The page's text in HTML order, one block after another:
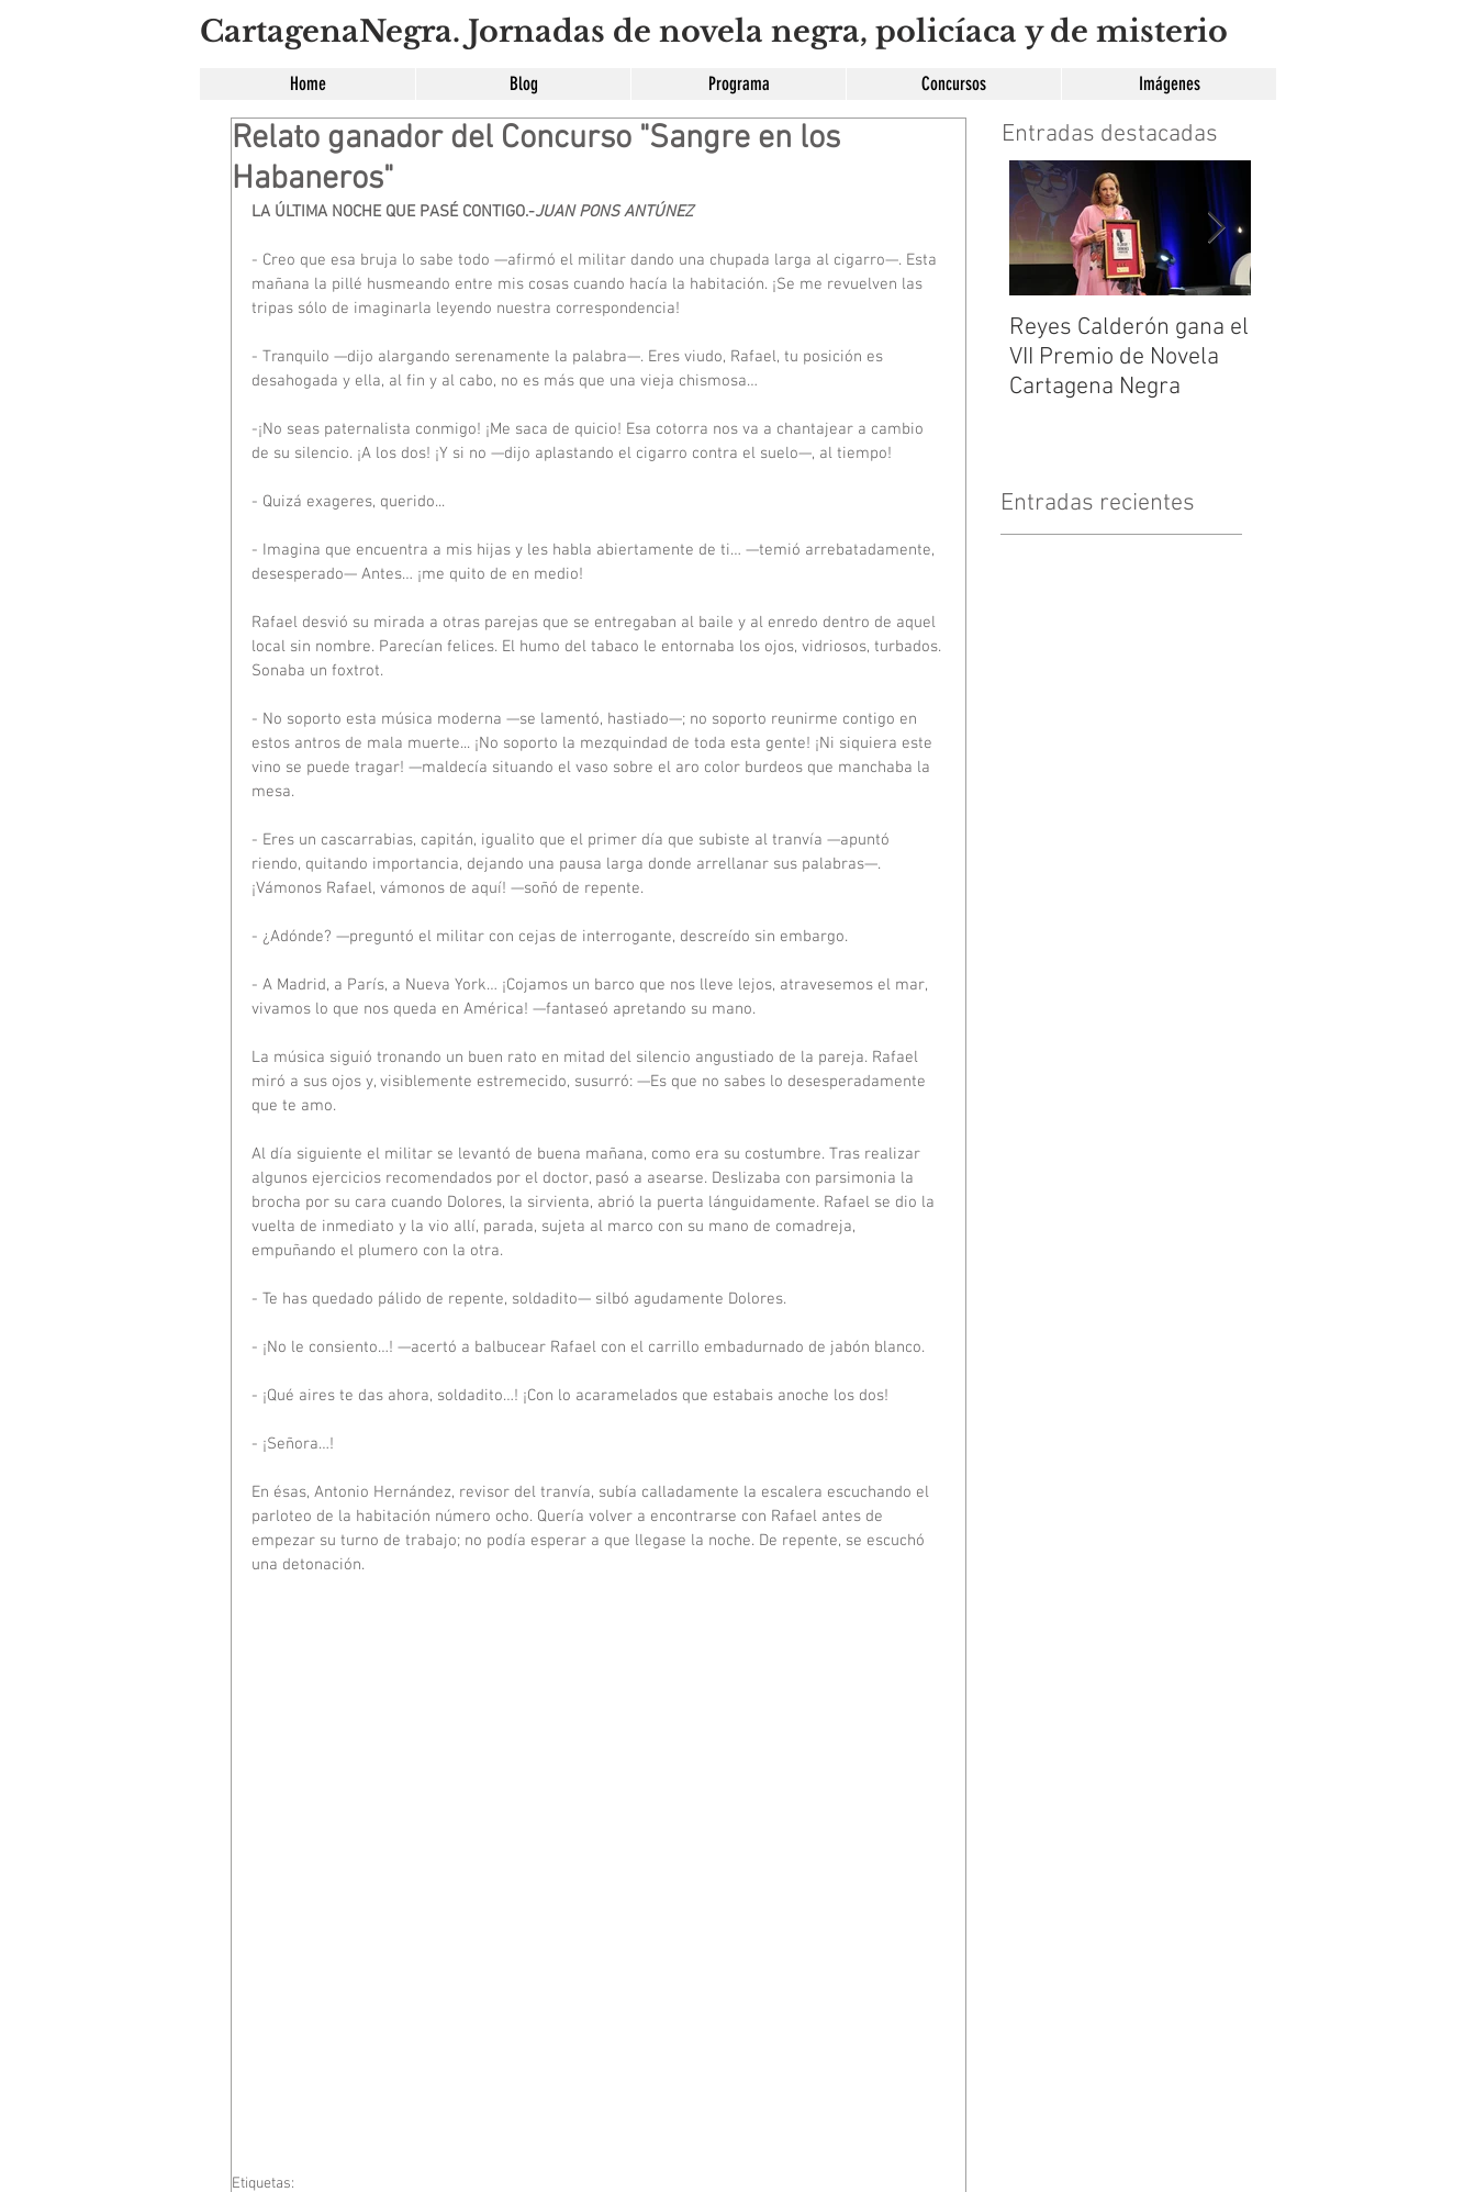
CartagenaNegra. Jornadas de novela negra, policíaca y de misterio
Relato ganador del Concurso "Sangre en los
Habaneros"
LA ÚLTIMA NOCHE QUE PASÉ CONTIGO.-JUAN PONS ANTÚNEZ
- Creo que esa bruja lo sabe todo —afirmó el militar dando una chupada larga al cigarro—. Esta
mañana la pillé husmeando entre mis cosas cuando hacía la habitación. ¡Se me revuelven las
tripas sólo de imaginarla leyendo nuestra correspondencia!
- Tranquilo —dijo alargando serenamente la palabra—. Eres viudo, Rafael, tu posición es
desahogada y ella, al fin y al cabo, no es más que una vieja chismosa…
-¡No seas paternalista conmigo! ¡Me saca de quicio! Esa cotorra nos va a chantajear a cambio
de su silencio. ¡A los dos! ¡Y si no —dijo aplastando el cigarro contra el suelo—, al tiempo!
- Quizá exageres, querido...
- Imagina que encuentra a mis hijas y les habla abiertamente de ti… —temió arrebatadamente,
desesperado— Antes… ¡me quito de en medio!
Rafael desvió su mirada a otras parejas que se entregaban al baile y al enredo dentro de aquel
local sin nombre. Parecían felices. El humo del tabaco le entornaba los ojos, vidriosos, turbados.
Sonaba un foxtrot.
- No soporto esta música moderna —se lamentó, hastiado—; no soporto reunirme contigo en
estos antros de mala muerte... ¡No soporto la mezquindad de toda esta gente! ¡Ni siquiera este
vino se puede tragar! —maldecía situando el vaso sobre el aro color burdeos que manchaba la
mesa.
- Eres un cascarrabias, capitán, igualito que el primer día que subiste al tranvía —apuntó
riendo, quitando importancia, dejando una pausa larga donde arrellanar sus palabras—.
¡Vámonos Rafael, vámonos de aquí! —soñó de repente.
- ¿Adónde? —preguntó el militar con cejas de interrogante, descreído sin embargo.
- A Madrid, a París, a Nueva York… ¡Cojamos un barco que nos lleve lejos, atravesemos el mar,
vivamos lo que nos queda en América! —fantaseó apretando su mano.
La música siguió tronando un buen rato en mitad del silencio angustiado de la pareja. Rafael
miró a sus ojos y, visiblemente estremecido, susurró: —Es que no sabes lo desesperadamente
que te amo.
Al día siguiente el militar se levantó de buena mañana, como era su costumbre. Tras realizar
algunos ejercicios recomendados por el doctor, pasó a asearse. Deslizaba con parsimonia la
brocha por su cara cuando Dolores, la sirvienta, abrió la puerta lánguidamente. Rafael se dio la
vuelta de inmediato y la vio allí, parada, sujeta al marco con su mano de comadreja,
empuñando el plumero con la otra.
- Te has quedado pálido de repente, soldadito— silbó agudamente Dolores.
- ¡No le consiento…! —acertó a balbucear Rafael con el carrillo embadurnado de jabón blanco.
- ¡Qué aires te das ahora, soldadito…! ¡Con lo acaramelados que estabais anoche los dos!
- ¡Señora…!
En ésas, Antonio Hernández, revisor del tranvía, subía calladamente la escalera escuchando el
parloteo de la habitación número ocho. Quería volver a encontrarse con Rafael antes de
empezar su turno de trabajo; no podía esperar a que llegase la noche. De repente, se escuchó
una detonación.
Etiquetas:
Entradas destacadas
Reyes Calderón gana el
VII Premio de Novela
Cartagena Negra
Entradas recientes
Home Blog Programa Concursos Imágenes